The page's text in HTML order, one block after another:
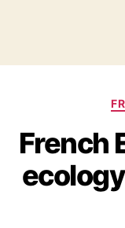
French